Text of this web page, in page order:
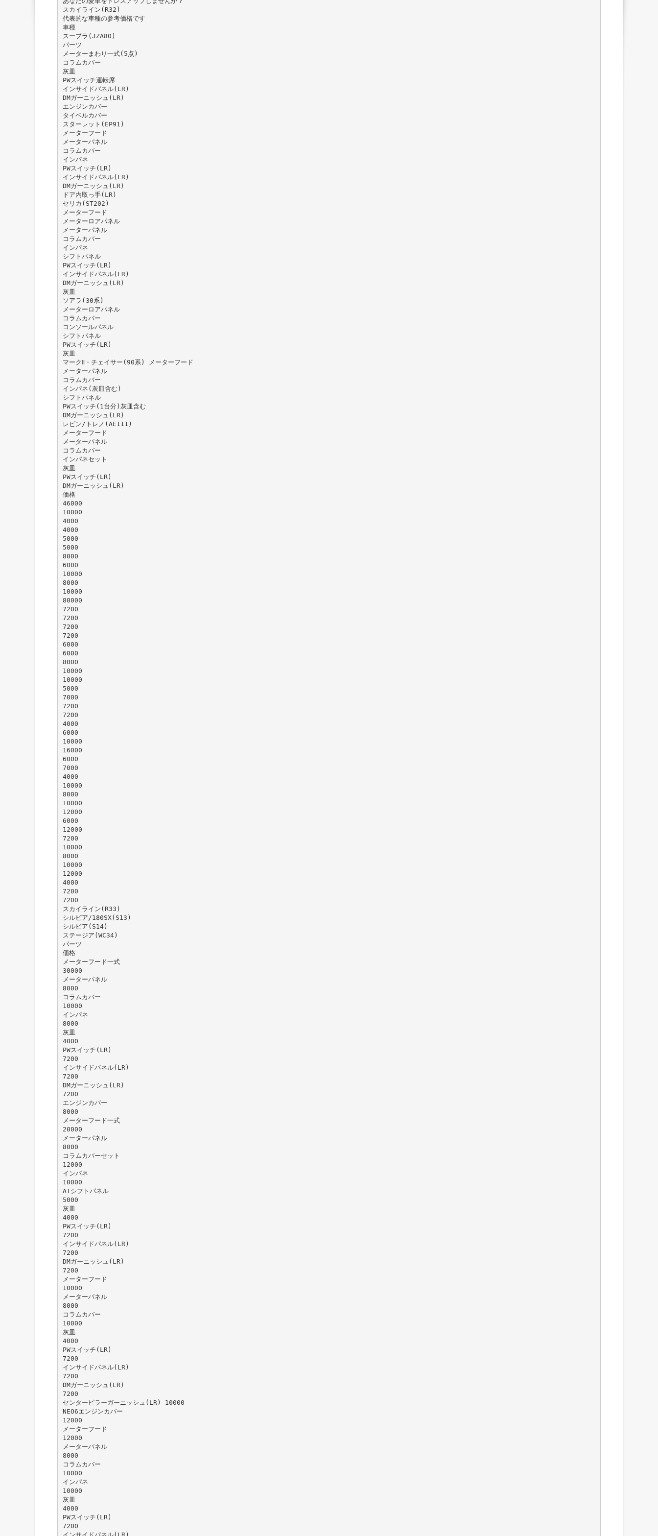
スカイライン(R32)
代表的な車種の参考価格です
車種
スープラ(JZA80)
パーツ
メーターまわり一式(5点)
コラムカバー
灰皿
PWスイッチ運転席
インサイドパネル(LR)
DMガーニッシュ(LR)
エンジンカバー
タイベルカバー
スターレット(EP91)
メーターフード
メーターパネル
コラムカバー
インパネ
PWスイッチ(LR)
インサイドパネル(LR)
DMガーニッシュ(LR)
ドア内取っ手(LR)
セリカ(ST202)
メーターフード
メーターロアパネル
メーターパネル
コラムカバー
インパネ
シフトパネル
PWスイッチ(LR)
インサイドパネル(LR)
DMガーニッシュ(LR)
灰皿
ソアラ(30系)
メーターロアパネル
コラムカバー
コンソールパネル
シフトパネル
PWスイッチ(LR)
灰皿
マークⅡ・チェイサー(90系) メーターフード
メーターパネル
コラムカバー
インパネ(灰皿含む)
シフトパネル
PWスイッチ(1台分)灰皿含む
DMガーニッシュ(LR)
レビン/トレノ(AE111)
メーターフード
メーターパネル
コラムカバー
インパネセット
灰皿
PWスイッチ(LR)
DMガーニッシュ(LR)
価格
46000
10000
4000
4000
5000
5000
8000
6000
10000
8000
10000
80000
7200
7200
7200
7200
6000
6000
8000
10000
10000
5000
7000
7200
7200
4000
6000
10000
16000
6000
7000
4000
10000
8000
10000
12000
6000
12000
7200
10000
8000
10000
12000
4000
7200
7200
スカイライン(R33)
シルビア/180SX(S13)
シルビア(S14)
ステージア(WC34)
パーツ
価格
メーターフード一式
30000
メーターパネル
8000
コラムカバー
10000
インパネ
8000
灰皿
4000
PWスイッチ(LR)
7200
インサイドパネル(LR)
7200
DMガーニッシュ(LR)
7200
エンジンカバー
8000
メーターフード一式
20000
メーターパネル
8000
コラムカバーセット
12000
インパネ
10000
ATシフトパネル
5000
灰皿
4000
PWスイッチ(LR)
7200
インサイドパネル(LR)
7200
DMガーニッシュ(LR)
7200
メーターフード
10000
メーターパネル
8000
コラムカバー
10000
灰皿
4000
PWスイッチ(LR)
7200
インサイドパネル(LR)
7200
DMガーニッシュ(LR)
7200
センターピラーガーニッシュ(LR) 10000
NEO6エンジンカバー
12000
メーターフード
12000
メーターパネル
8000
コラムカバー
10000
インパネ
10000
灰皿
4000
PWスイッチ(LR)
7200
インサイドパネル(LR)